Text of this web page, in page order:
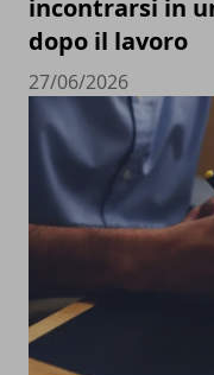
incontrarsi in
dopo il lavoro
27/06/2026